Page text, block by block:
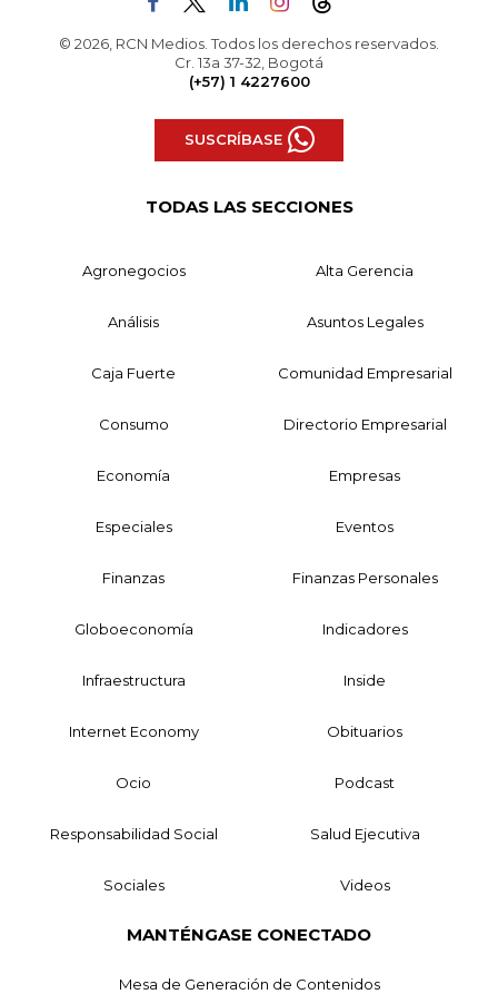
© 2026, RCN Medios. Todos los derechos reservados.
Cr. 13a 37-32, Bogotá
(+57) 1 4227600
SUSCRÍBASE
TODAS LAS SECCIONES
Agronegocios Alta Gerencia
Análisis Asuntos Legales
Caja Fuerte Comunidad Empresarial
Consumo Directorio Empresarial
Economía Empresas
Especiales Eventos
Finanzas Finanzas Personales
Globoeconomía Indicadores
Infraestructura Inside
Internet Economy Obituarios
Ocio Podcast
Responsabilidad Social Salud Ejecutiva
Sociales Videos
MANTÉNGASE CONECTADO
Mesa de Generación de Contenidos